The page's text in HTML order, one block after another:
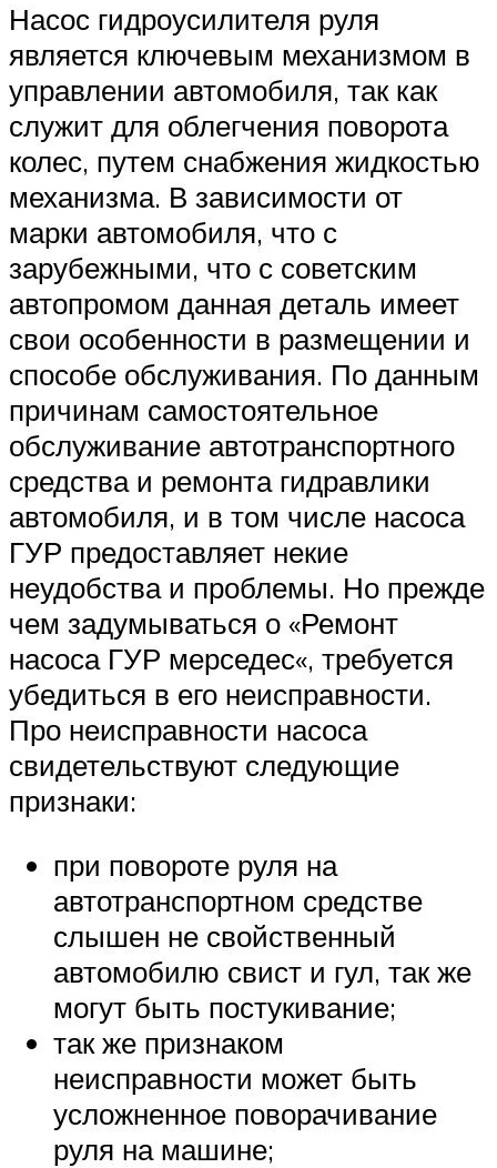
Насос гидроусилителя руля
является ключевым механизмом в
управлении автомобиля, так как
служит для облегчения поворота
колес, путем снабжения жидкостью
механизма. В зависимости от
марки автомобиля, что с
зарубежными, что с советским
автопромом данная деталь имеет
свои особенности в размещении и
способе обслуживания. По данным
причинам самостоятельное
обслуживание автотранспортного
средства и ремонта гидравлики
автомобиля, и в том числе насоса
ГУР предоставляет некие
неудобства и проблемы. Но прежде
чем задумываться о «Ремонт
насоса ГУР мерседес«, требуется
убедиться в его неисправности.
Про неисправности насоса
свидетельствуют следующие
признаки:
при повороте руля на
автотранспортном средстве
слышен не свойственный
автомобилю свист и гул, так же
могут быть постукивание;
так же признаком
неисправности может быть
усложненное поворачивание
руля на машине;